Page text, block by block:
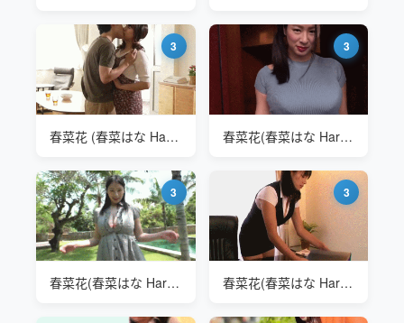
3
春菜花 (春菜はな Haruna Hana) ALDN-008爱上丈母娘
3
春菜花(春菜はな Haruna Hana) NKKD-179 开门见山
3
春菜花(春菜はな Haruna Hana) 泳装写真
3
春菜花(春菜はな Haruna Hana) 办公文员